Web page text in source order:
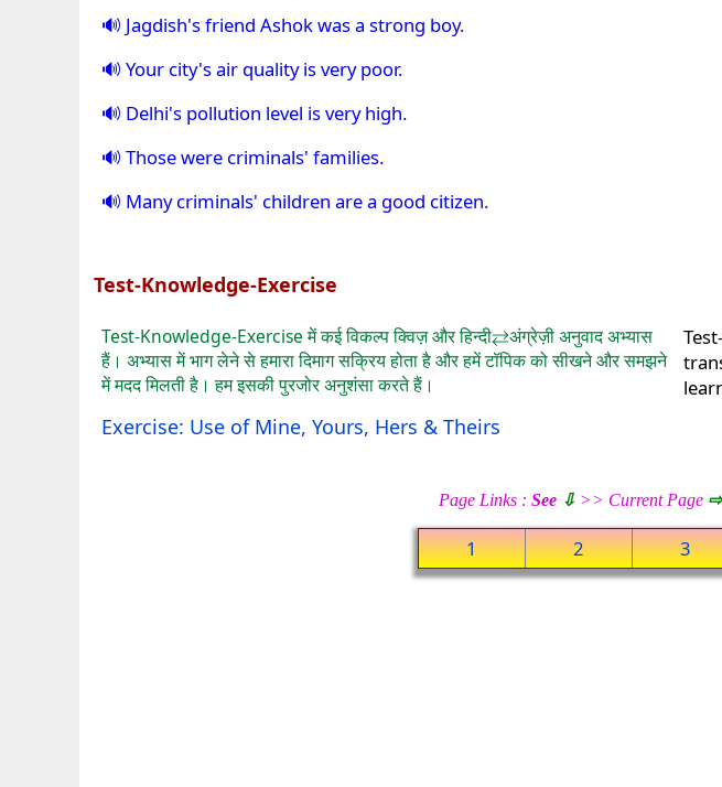
Jagdish's friend Ashok was a strong boy.
Your city's air quality is very poor.
Delhi's pollution level is very high.
Those were criminals' families.
Many criminals' children are a good citizen.
Test-Knowledge-Exercise
Test-Knowledge-Exercise में कई विकल्प क्विज़ और हिन्दी⇄अंग्रेज़ी अनुवाद अभ्यास
हैं। अभ्यास में भाग लेने से हमारा दिमाग सक्रिय होता है और हमें टॉपिक को सीखने और समझने
में मदद मिलती है। हम इसकी पुरजोर अनुशंसा करते हैं।
Exercise: Use of Mine, Yours, Hers & Theirs
Page Links : See ⇩>> Current Page ⇨
1 2 3